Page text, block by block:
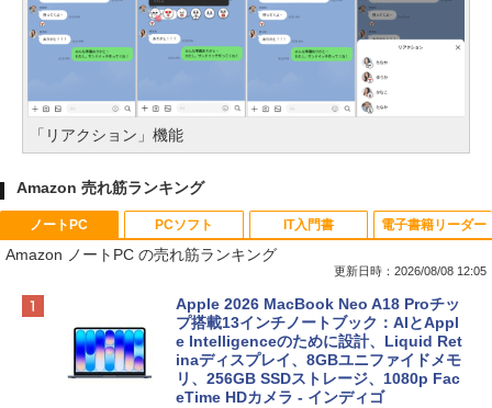
「リアクション」機能
Amazon 売れ筋ランキング
ノートPC
Amazon ノートPC の売れ筋ランキング
更新日時：2026/08/08 12:05
Apple 2026 MacBook Neo A18 Proチッ
プ搭載13インチノートブック：AIとAppl
e Intelligenceのために設計、Liquid Ret
inaディスプレイ、8GBユニファイドメモ
リ、256GB SSDストレージ、1080p Fac
eTime HDカメラ - インディゴ
PCソフト IT入門書 電子書籍リーダー